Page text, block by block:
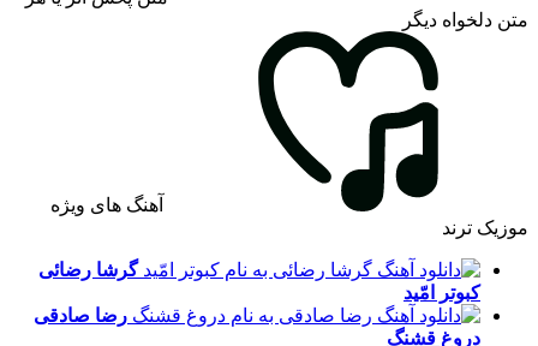
متن دلخواه دیگر
آهنگ های ویژه
موزیک ترند
گرشا رضائی
کبوتر امّید
رضا صادقی
دروغ قشنگ